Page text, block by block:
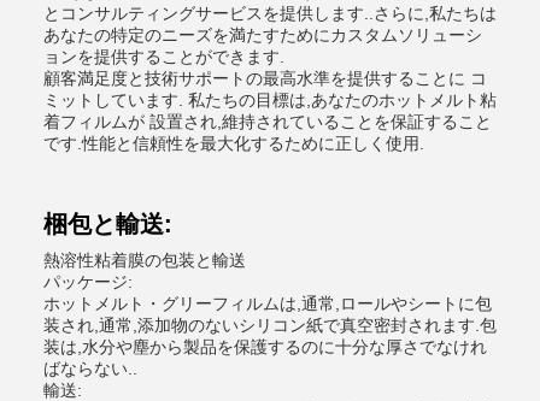
とコンサルティングサービスを提供します..さらに,私たちは
あなたの特定のニーズを満たすためにカスタムソリューシ
ョンを提供することができます.
顧客満足度と技術サポートの最高水準を提供することに コ
ミットしています. 私たちの目標は,あなたのホットメルト粘
着フィルムが 設置され,維持されていることを保証すること
です.性能と信頼性を最大化するために正しく使用.
梱包と輸送:
熱溶性粘着膜の包装と輸送
パッケージ:
ホットメルト・グリーフィルムは,通常,ロールやシートに包
装され,通常,添加物のないシリコン紙で真空密封されます.包
装は,水分や塵から製品を保護するのに十分な厚さでなけれ
ばならない..
輸送: